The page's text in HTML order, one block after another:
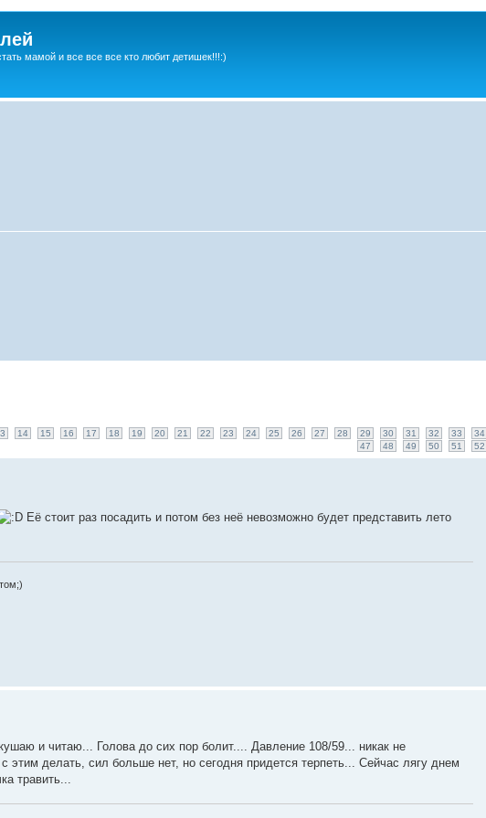
мамой и все все все кто любит детишек!!!:)
14 15 16 17 18 19 20 21 22 23 24 25 26 27 28 29 30 31 32 33 34
47
48 49 50 51 52
Её стоит раз посадить и потом без неё невозможно будет представить лето
и читаю... Голова до сих пор болит.... Давление 108/59... никак не
делать, сил больше нет, но сегодня придется терпеть... Сейчас лягу днем
травить...